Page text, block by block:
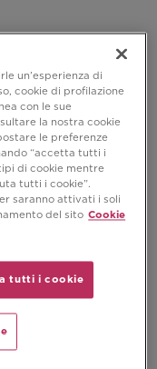
un’esperienza di
cookie di profilazione
con le sue
la nostra cookie
le preferenze
“accetta tutti i
di cookie mentre
tutti i cookie”.
saranno attivati i soli
del sito Cookie
tutti i cookie